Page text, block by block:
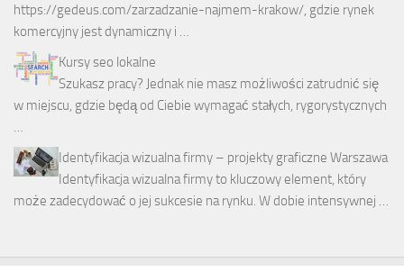
https://gedeus.com/zarzadzanie-najmem-krakow/, gdzie rynek
komercyjny jest dynamiczny i …
Kursy seo lokalne
Szukasz pracy? Jednak nie masz możliwości zatrudnić się
w miejscu, gdzie będą od Ciebie wymagać stałych, rygorystycznych
…
Identyfikacja wizualna firmy – projekty graficzne Warszawa
Identyfikacja wizualna firmy to kluczowy element, który
może zadecydować o jej sukcesie na rynku. W dobie intensywnej …